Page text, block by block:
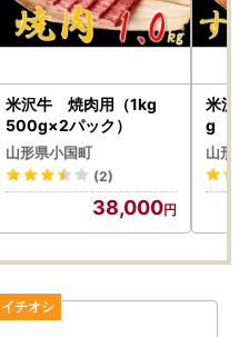
米沢牛 焼肉用（1kg
500g×2パック）
山形県小国町
(2)
38,000
米沢
g
山形